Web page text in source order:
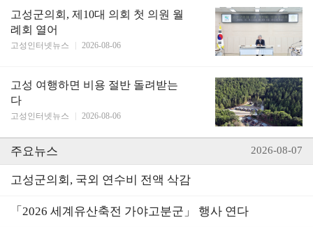
고성군의회, 제10대 의회 첫 의원 월
례회 열어
고성인터넷뉴스 2026-08-06
고성 여행하면 비용 절반 돌려받는
다
고성인터넷뉴스 2026-08-06
주요뉴스 2026-08-07
고성군의회, 국외 연수비 전액 삭감
「2026 세계유산축전 가야고분군」 행사 연다